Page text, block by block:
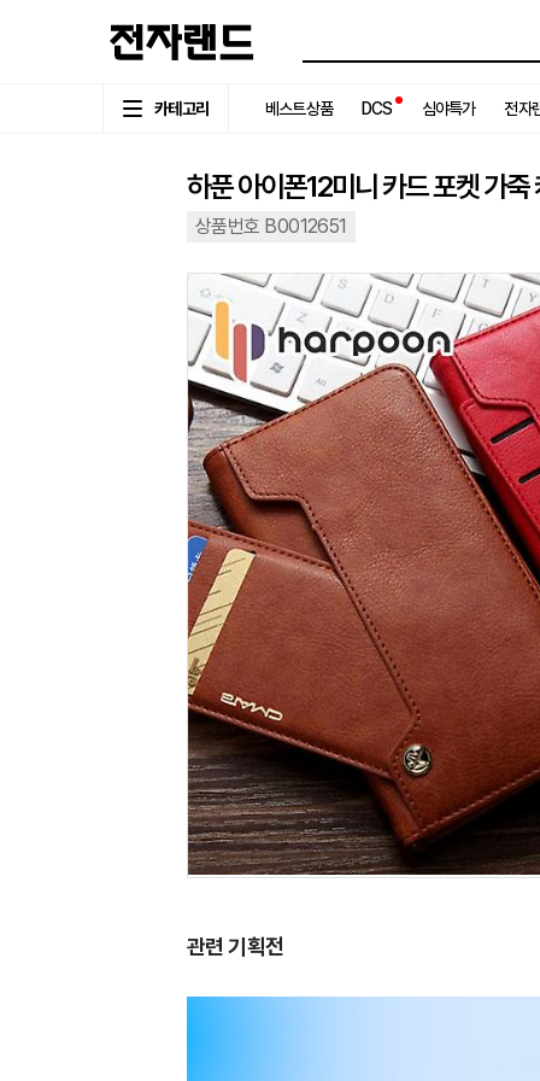
카테고리 베스트상품 DCS 심야특가 전자
하푼 아이폰12미니 카드 포켓 가죽
상품번호 B0012651
관련 기획전